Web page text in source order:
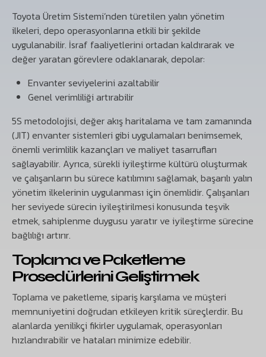
Toyota Üretim Sistemi’nden türetilen yalın yönetim
ilkeleri, depo operasyonlarına etkili bir şekilde
uygulanabilir. İsraf faaliyetlerini ortadan kaldırarak ve
değer yaratan görevlere odaklanarak, depolar:
Envanter seviyelerini azaltabilir
Genel verimliliği artırabilir
5S metodolojisi, değer akış haritalama ve tam zamanında
(JIT) envanter sistemleri gibi uygulamaları benimsemek,
önemli verimlilik kazançları ve maliyet tasarrufları
sağlayabilir. Ayrıca, sürekli iyileştirme kültürü oluşturmak
ve çalışanların bu sürece katılımını sağlamak, başarılı yalın
yönetim ilkelerinin uygulanması için önemlidir. Çalışanları
her seviyede sürecin iyileştirilmesi konusunda teşvik
etmek, sahiplenme duygusu yaratır ve iyileştirme sürecine
bağlılığı artırır.
Toplama ve Paketleme
Prosedürlerini Geliştirmek
Toplama ve paketleme, sipariş karşılama ve müşteri
memnuniyetini doğrudan etkileyen kritik süreçlerdir. Bu
alanlarda yenilikçi fikirler uygulamak, operasyonları
hızlandırabilir ve hataları minimize edebilir.